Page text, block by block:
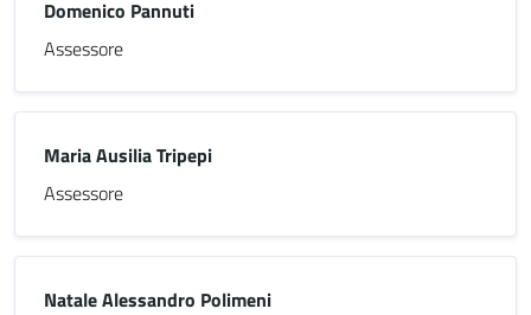
Domenico Pannuti
Assessore
Maria Ausilia Tripepi
Assessore
Natale Alessandro Polimeni